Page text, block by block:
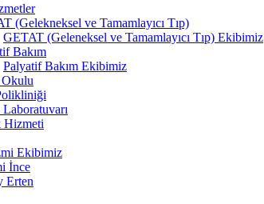
(Gelekneksel ve Tamamlayıcı Tıp)
GETAT (Geleneksel ve Tamamlayıcı Tıp) Ekibimiz
Bakım
Palyatif Bakım Ekibimiz
Hizmeti
Ekibimiz
İnce
Erten